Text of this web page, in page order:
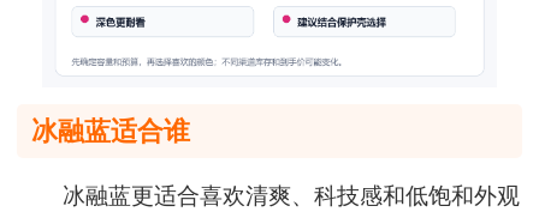
冰融蓝适合谁
冰融蓝更适合喜欢清爽、科技感和低饱和外观